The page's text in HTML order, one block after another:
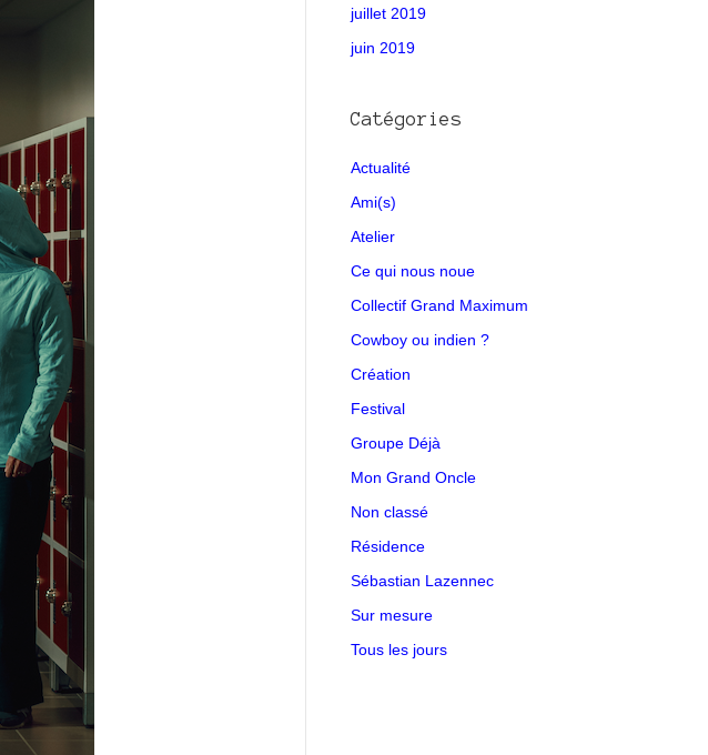
juillet 2019
juin 2019
Catégories
Actualité
Ami(s)
Atelier
Ce qui nous noue
Collectif Grand Maximum
Cowboy ou indien ?
Création
Festival
Groupe Déjà
Mon Grand Oncle
Non classé
Résidence
Sébastian Lazennec
Sur mesure
Tous les jours